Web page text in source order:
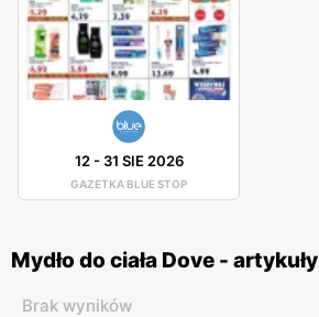
12- 31 SIE 2026
GAZETKA BLUE STOP
Mydło do ciała Dove - artykuły
Brak wyników